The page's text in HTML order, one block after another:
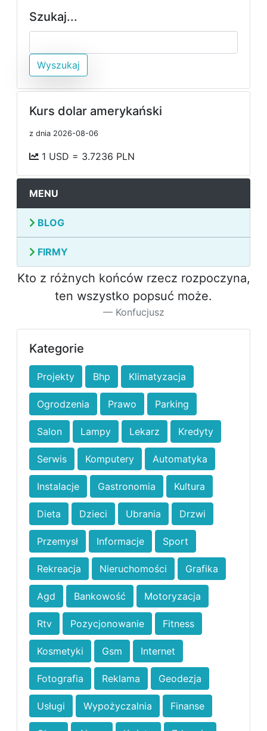
Szukaj...
Wyszukaj
Kurs dolar amerykański
z dnia 2026-08-06
1 USD = 3.7236 PLN
MENU
BLOG
FIRMY
Kto z różnych końców rzecz rozpoczyna,
ten wszystko popsuć może.
Konfucjusz
Kategorie
Projekty Bhp Klimatyzacja
Ogrodzenia Prawo Parking
Salon Lampy Lekarz Kredyty
Serwis Komputery Automatyka
Instalacje Gastronomia Kultura
Dieta Dzieci Ubrania Drzwi
Przemysł Informacje Sport
Rekreacja Nieruchomości Grafika
Agd Bankowość Motoryzacja
Rtv Pozycjonowanie Fitness
Kosmetyki Gsm Internet
Fotografia Reklama Geodezja
Usługi Wypożyczalnia Finanse